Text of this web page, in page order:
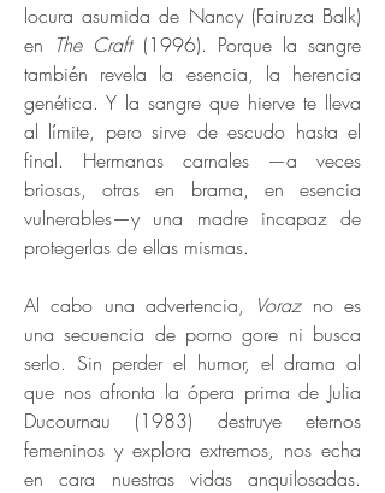
locura asumida de Nancy (Fairuza Balk)
en The Craft (1996). Porque la sangre
también revela la esencia, la herencia
genética. Y la sangre que hierve te lleva
al límite, pero sirve de escudo hasta el
final. Hermanas carnales —a veces
briosas, otras en brama, en esencia
vulnerables—y una madre incapaz de
protegerlas de ellas mismas.
Al cabo una advertencia, Vorazno es
una secuencia de porno gore ni busca
serlo. Sin perder el humor, el drama al
que nos afronta la ópera prima de Julia
Ducournau (1983) destruye eternos
femeninos y explora extremos, nos echa
en cara nuestras vidas anquilosadas.